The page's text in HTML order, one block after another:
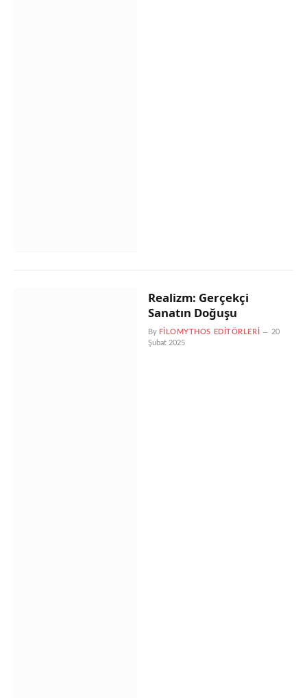
Realizm: Gerçekçi
Sanatın Doğuşu
By FILOMYTHOS EDITÖRLERI
20
Şubat 2025